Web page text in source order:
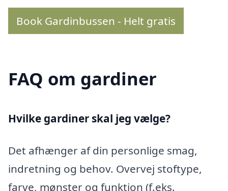
Book Gardinbussen - Helt gratis
FAQ om gardiner
Hvilke gardiner skal jeg vælge?
Det afhænger af din personlige smag,
indretning og behov. Overvej stoftype,
farve, mønster og funktion (f.eks.